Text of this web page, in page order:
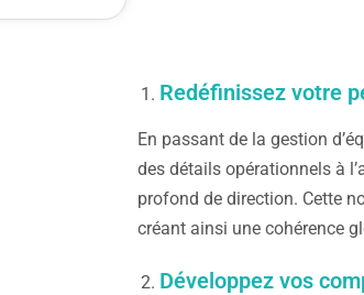
Redéfinissez votre
En passant de la gestion
des détails opérationnels à
profond de direction. Cette
créant ainsi une cohérence
Développez vos